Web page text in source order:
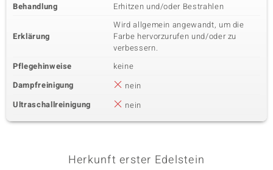
Behandlung Erhitzen und/oder Bestrahlen
Erklärung
Wird allgemein angewandt, um die
Farbe hervorzurufen und/oder zu
verbessern.
Pflegehinweise
keine
Dampfreinigung
nein
Ultraschallreinigung
nein
Herkunft erster Edelstein